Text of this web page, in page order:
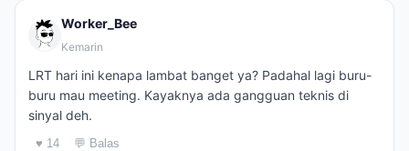
Worker_Bee
Kemarin
LRT hari ini kenapa lambat banget ya? Padahal lagi buru-
buru mau meeting. Kayaknya ada gangguan teknis di
sinyal deh.
♥ 14 💬 Balas